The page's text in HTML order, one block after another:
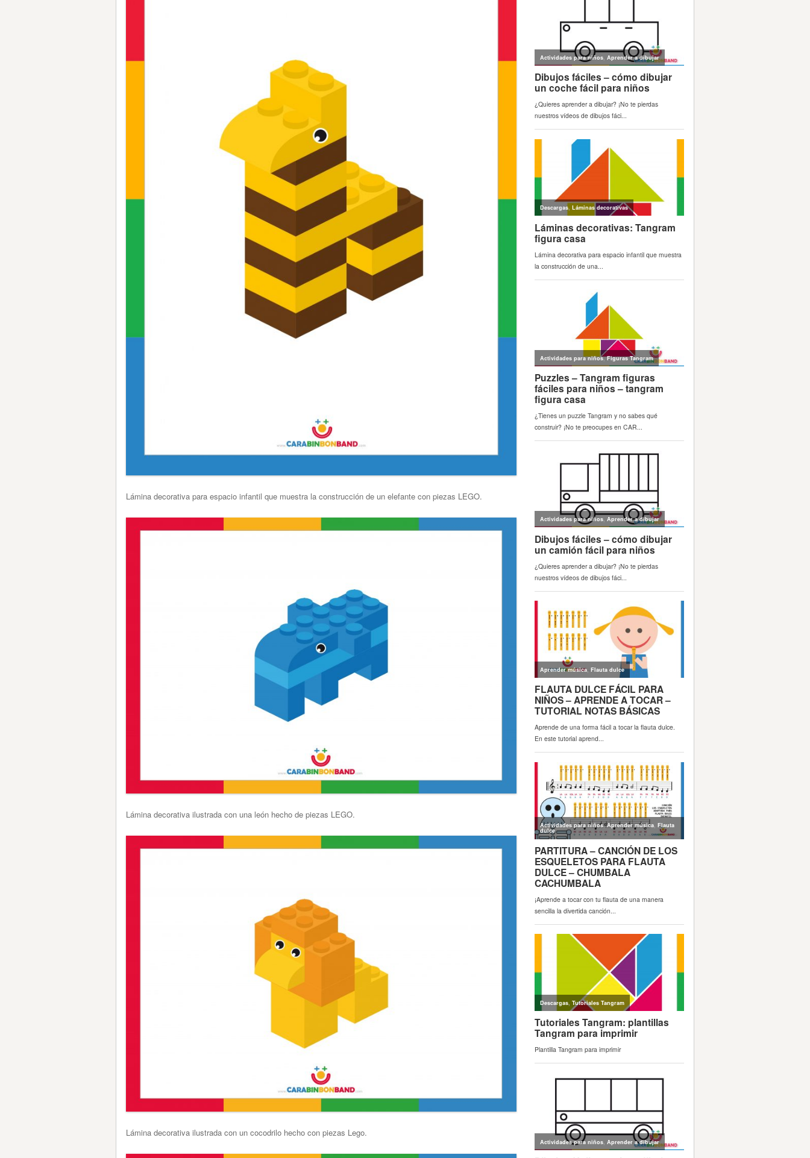
Lámina decorativa para espacio infantil que muestra la construcción de un elefante con piezas LEGO.
Lámina decorativa ilustrada con una león hecho de piezas LEGO.
Lámina decorativa ilustrada con un cocodrilo hecho con piezas Lego.